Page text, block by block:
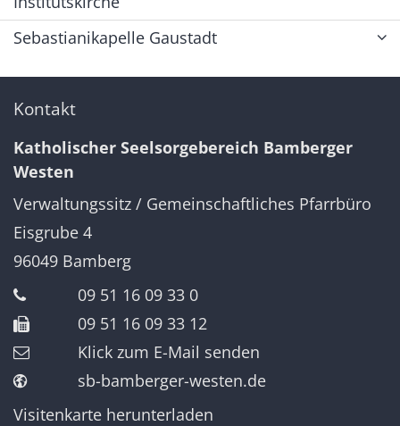
Sebastianikapelle Gaustadt
Kontakt
Katholischer Seelsorgebereich Bamberger
Westen
Verwaltungssitz / Gemeinschaftliches Pfarrbüro
Eisgrube 4
96049 Bamberg
09 51 16 09 33 0
09 51 16 09 33 12
Klick zum E-Mail senden
sb-bamberger-westen.de
Visitenkarte herunterladen